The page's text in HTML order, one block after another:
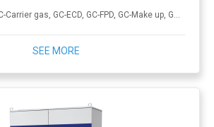
ECD, GC-FPD, GC-Make up, GC-MS, GC-NPD, Mud logging, Sample preparation, TGA, TOC
SEE MORE